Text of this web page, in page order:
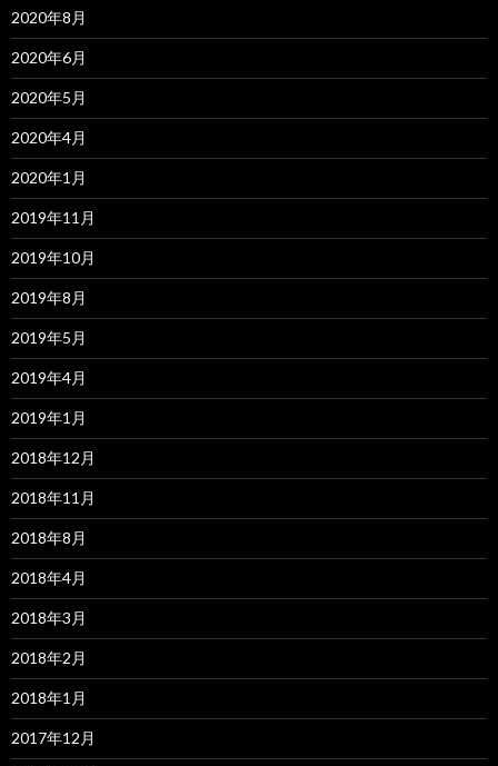
2020年8月
2020年6月
2020年5月
2020年4月
2020年1月
2019年11月
2019年10月
2019年8月
2019年5月
2019年4月
2019年1月
2018年12月
2018年11月
2018年8月
2018年4月
2018年3月
2018年2月
2018年1月
2017年12月